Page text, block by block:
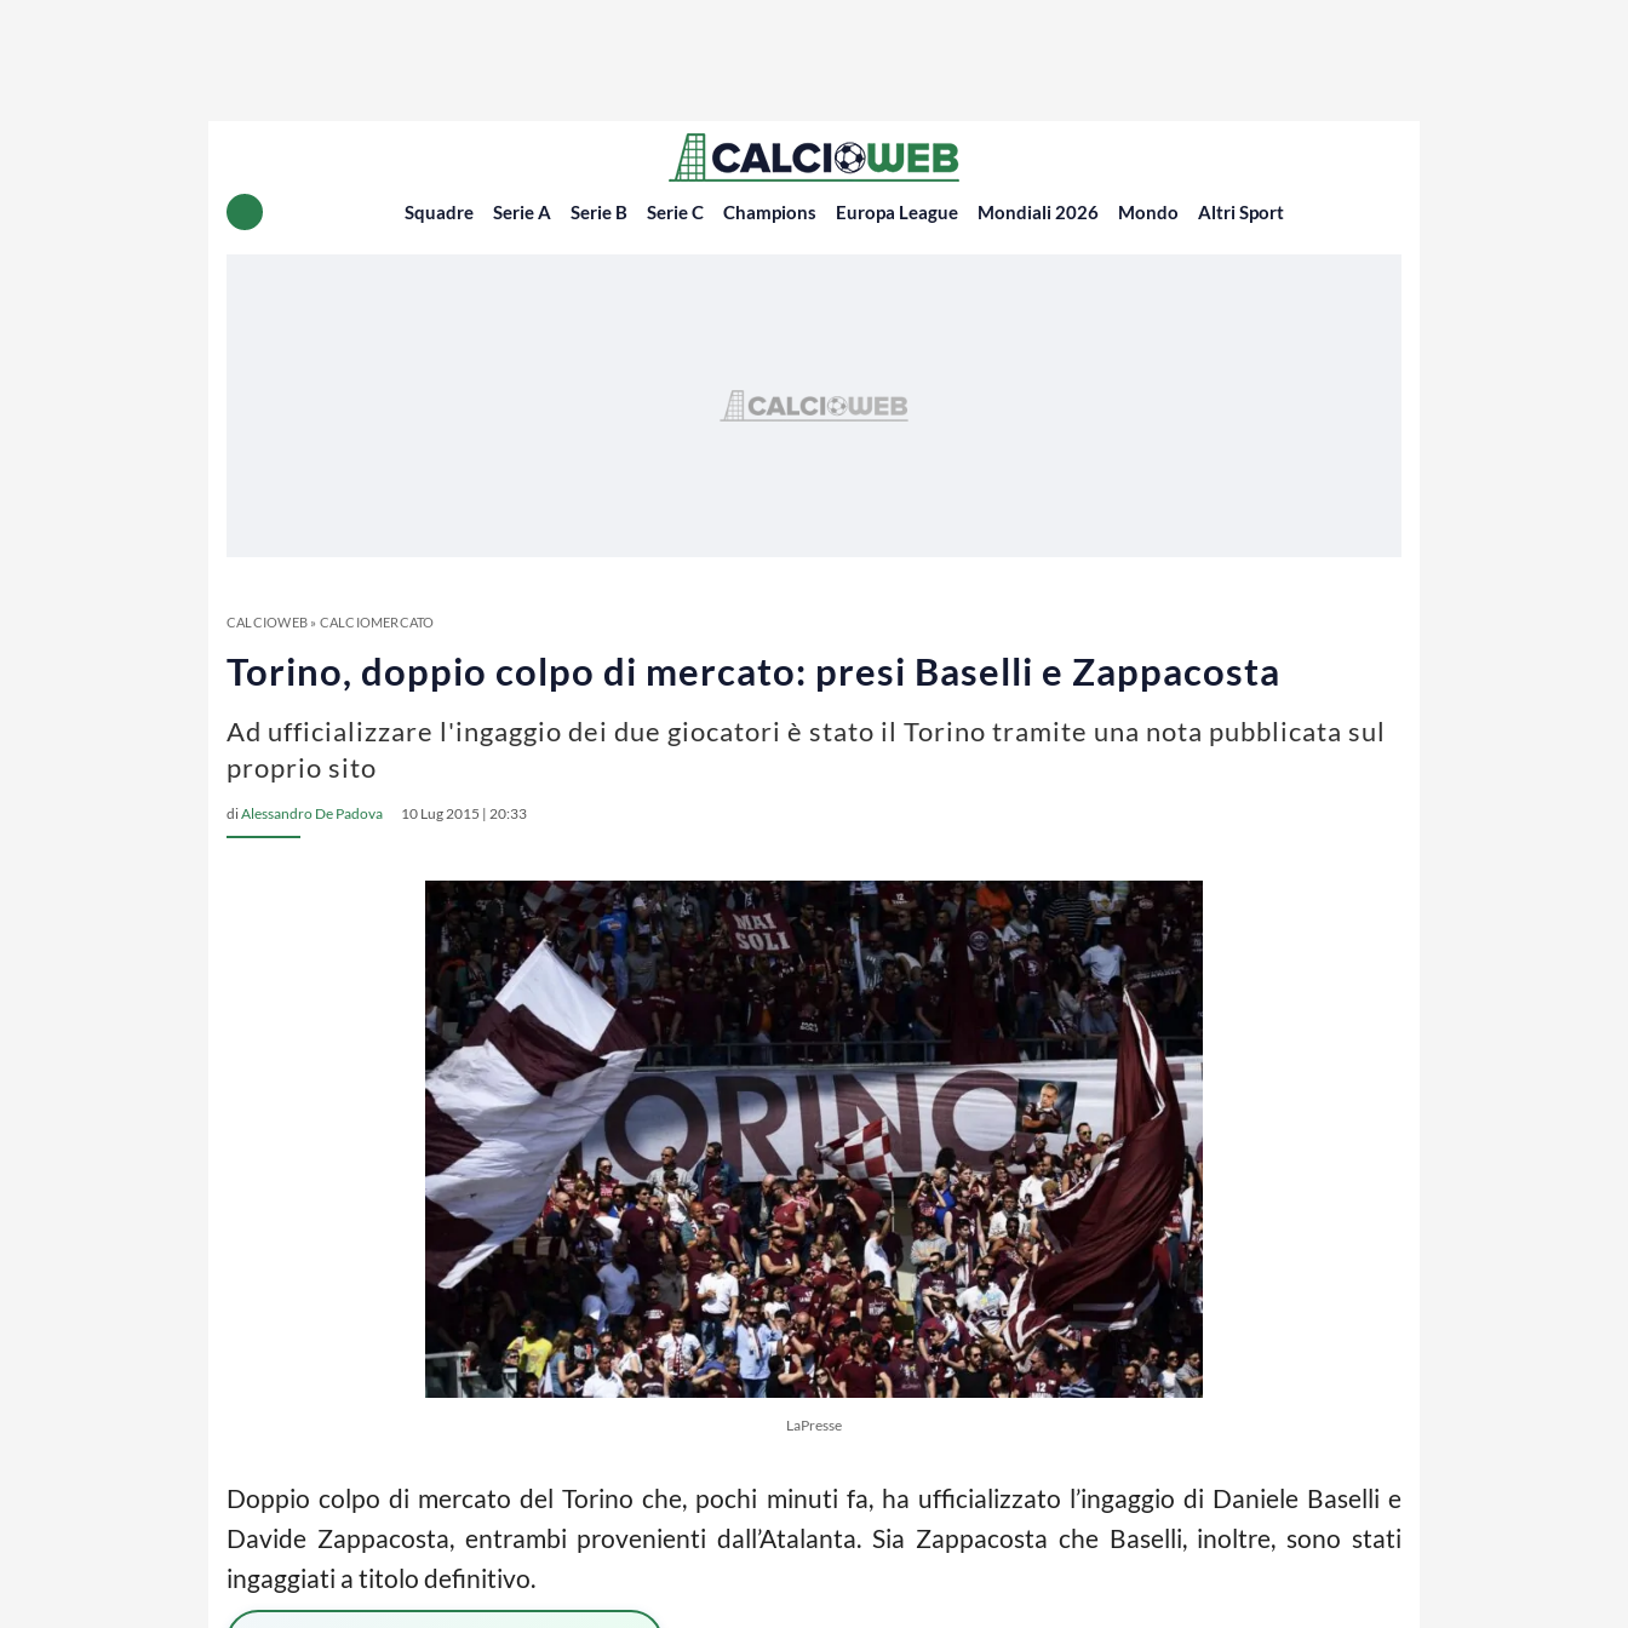
Squadre Serie A Serie B Serie C Champions Europa League Mondiali 2026 Mondo Altri Sport
CALCIOWEB» CALCIOMERCATO
Torino, doppio colpo di mercato: presi Baselli e Zappacosta
Ad ufficializzare l'ingaggio dei due giocatori è stato il Torino tramite una nota pubblicata sul
proprio sito
diAlessandro De Padova 10 Lug 2015 | 20:33
LaPresse
Doppio colpo di mercato del Torino che, pochi minuti fa, ha ufficializzato l’ingaggio di Daniele Baselli e
Davide Zappacosta, entrambi provenienti dall’Atalanta. Sia Zappacosta che Baselli, inoltre, sono stati
ingaggiati a titolo definitivo.